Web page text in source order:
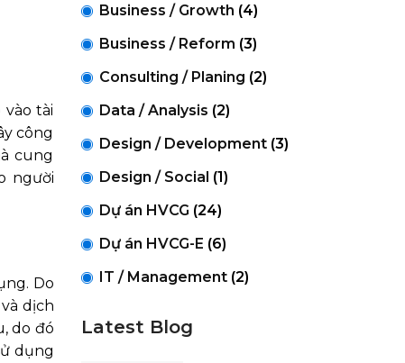
tài
công
cung
người
Do
dịch
do đó
dụng
Business / Growth (4)
Business / Reform (3)
Consulting / Planing (2)
Data / Analysis (2)
Design / Development(3)
Design / Social (1)
Dự án HVCG (24)
Dự án HVCG-E (6)
IT / Management(2)
Latest Blog